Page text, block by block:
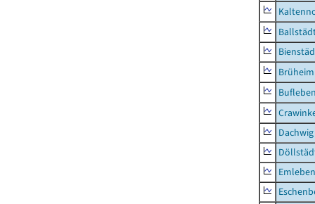
Brüheim
Dachwig
Emleben